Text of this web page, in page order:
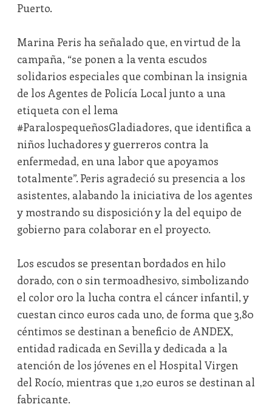
Puerto.
Marina Peris ha señalado que, en virtud de la
campaña, “se ponen a la venta escudos
solidarios especiales que combinan la insignia
de los Agentes de Policía Local junto a una
etiqueta con el lema
#ParalospequeñosGladiadores, que identifica a
niños luchadores y guerreros contra la
enfermedad, en una labor que apoyamos
totalmente”. Peris agradeció su presencia a los
asistentes, alabando la iniciativa de los agentes
y mostrando su disposición y la del equipo de
gobierno para colaborar en el proyecto.
Los escudos se presentan bordados en hilo
dorado, con o sin termoadhesivo, simbolizando
el color oro la lucha contra el cáncer infantil, y
cuestan cinco euros cada uno, de forma que 3,80
céntimos se destinan a beneficio de ANDEX,
entidad radicada en Sevilla y dedicada a la
atención de los jóvenes en el Hospital Virgen
del Rocío, mientras que 1,20 euros se destinan al
fabricante.